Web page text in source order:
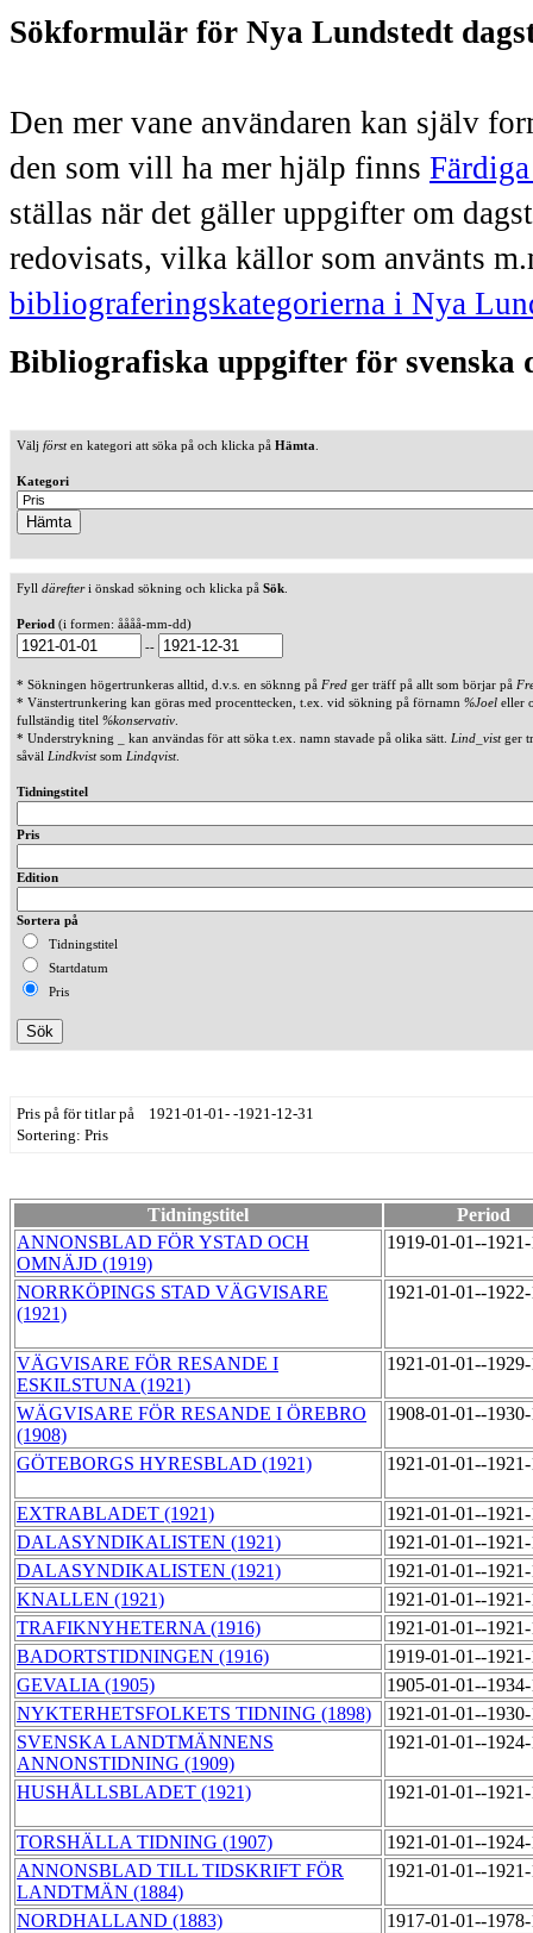
Sökformulär för Nya Lundstedt
Den mer vane användaren kan själv
den som vill ha mer hjälp finns
ställas när det gäller uppgifter om
redovisats, vilka källor som använts
bibliograferingskategorierna i Nya
Bibliografiska uppgifter för svenska
Välj försten kategori att söka på och klicka på Hämta
Kategori
Fyll därefteri önskad sökning och klicka på Sök
Period (i formen: åååå-mm-dd)
--
* Sökningen högertrunkeras alltid, d.v.s. en söknng på Fred ger träff på allt som börjar på
* Vänstertrunkering kan göras med procenttecken, t.ex. vid sökning på förnamn %Joel eller
fullständig titel %konservativ
* Understrykning _ kan användas för att söka t.ex. namn stavade på olika sätt. Lind_vistger
såväl Lindkvistsom Lindqvist.
Tidningstitel
Pris
Edition
Sortera på
Tidningstitel
Startdatum
Pris
Pris på för titlar på 1921-01-01- -1921-12-31
Sortering: Pris
Tidningstitel
Period
ANNONSBLAD FÖR YSTAD OCH
OMNÄJD (1919)
1919-01-01--
NORRKÖPINGS STAD VÄGVISARE
(1921)
1921-01-01--
VÄGVISARE FÖR RESANDE I
ESKILSTUNA (1921)
1921-01-01--
WÄGVISARE FÖR RESANDE I ÖREBRO
(1908)
1908-01-01--
GÖTEBORGS HYRESBLAD (1921) 1921-01-01--
EXTRABLADET (1921)
1921-01-01--
DALASYNDIKALISTEN (1921)
1921-01-01--
DALASYNDIKALISTEN (1921)
1921-01-01--
KNALLEN (1921)
1921-01-01--
TRAFIKNYHETERNA (1916)
1921-01-01--
BADORTSTIDNINGEN (1916)
1919-01-01--
GEVALIA (1905)
1905-01-01--
NYKTERHETSFOLKETS TIDNING (1898)
1921-01-01--
SVENSKA LANDTMÄNNENS
ANNONSTIDNING (1909)
1921-01-01--
HUSHÅLLSBLADET (1921) 1921-01-01--
TORSHÄLLA TIDNING (1907)
1921-01-01--
ANNONSBLAD TILL TIDSKRIFT FÖR
LANDTMÄN (1884)
1921-01-01--
NORDHALLAND (1883)
1917-01-01--